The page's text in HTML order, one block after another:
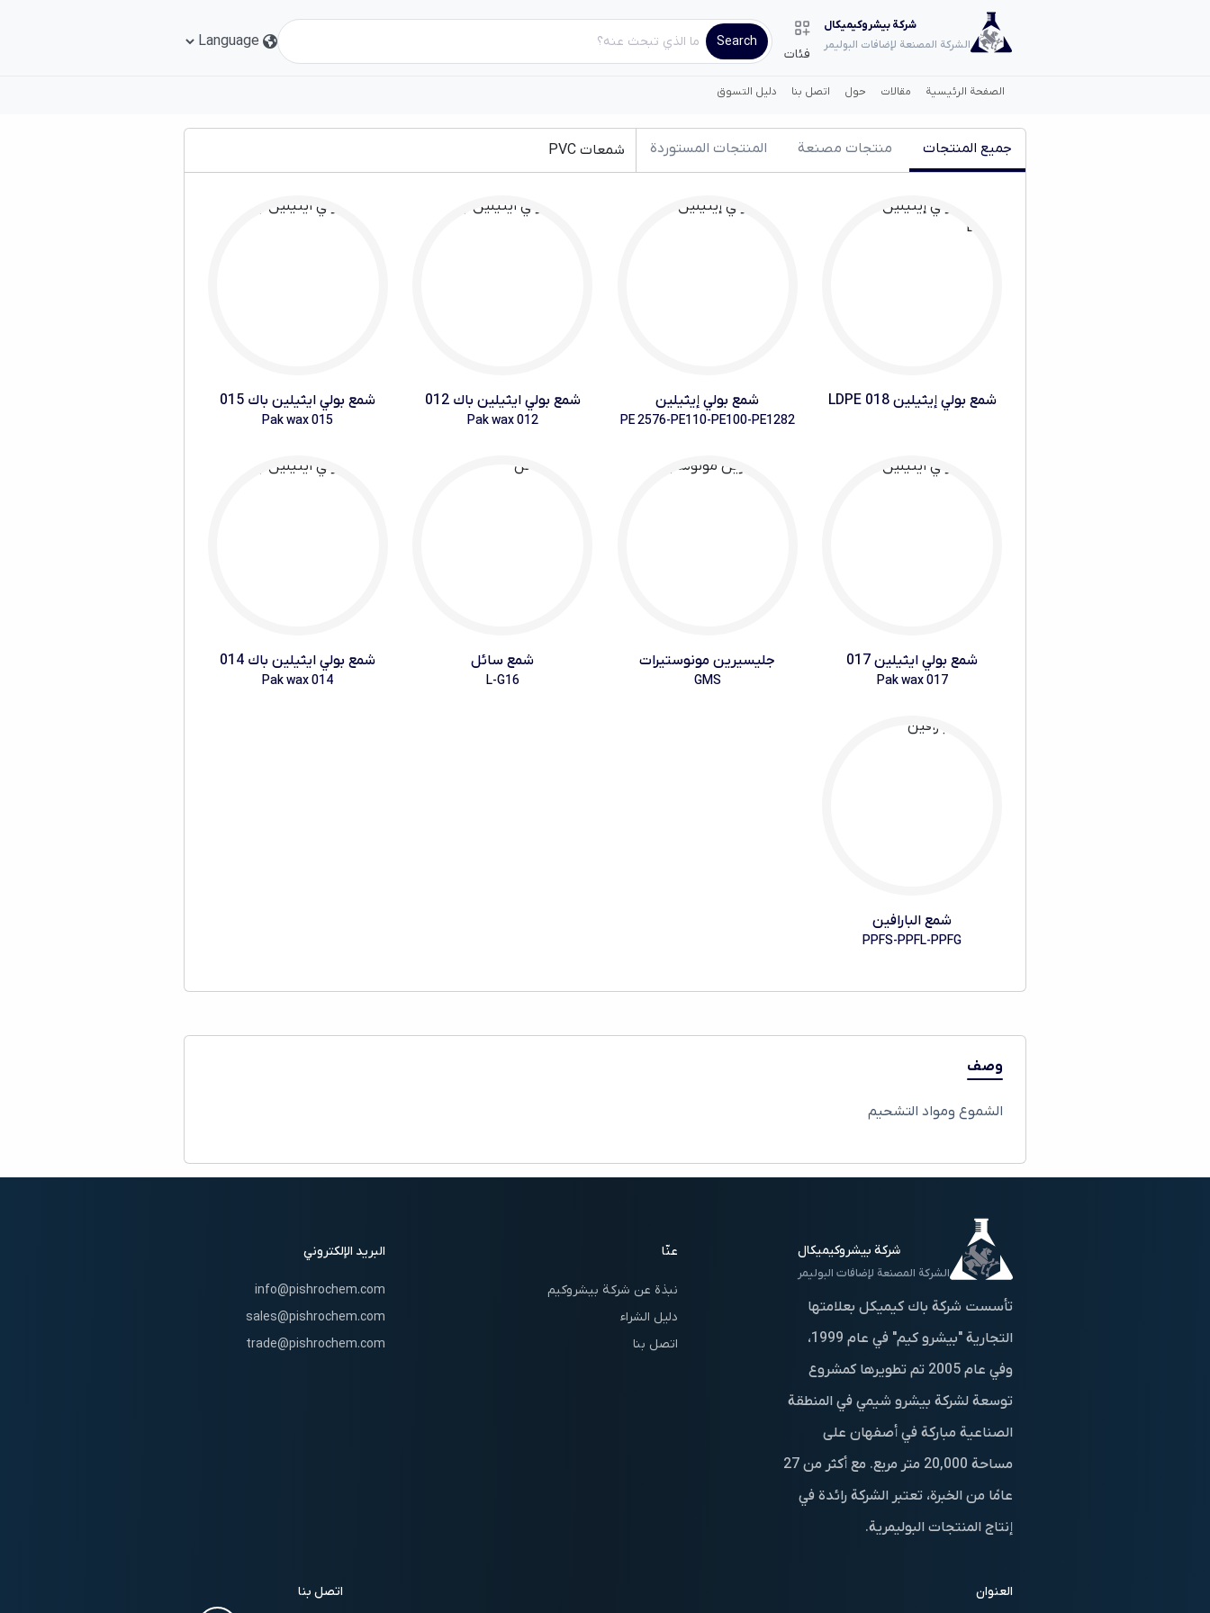
شركة بيشروكيميكال
الشركة المصنعة لإضافات البوليمر
فئات
Search
الصفحة الرئيسية مقالات حول اتصل بنا دليل التسوق
شمعات PVC جميع المنتجات منتجات مصنعة المنتجات المستوردة
شمع بولي إيثيلين 018 LDPE شمع بولي إيثيلين
PE 2576-PE110-PE100-PE1282
شمع بولي ايثيلين باك 012
Pak wax 012
شمع بولي ايثيلين باك 015
Pak wax 015
شمع بولي ايثيلين 017
Pak wax 017
جليسيرين مونوستيرات
GMS
شمع سائل
L-G16
شمع بولي ايثيلين باك 014
Pak wax 014
شمع البارافين
PPFS-PPFL-PPFG
وصف
الشموع ومواد التشحيم
شركة بيشروكيميكال
الشركة المصنعة لإضافات البوليمر
تأسست شركة باك كيميكل بعلامتها
التجارية "بيشرو كيم" في عام 1999،
وفي عام 2005 تم تطويرها كمشروع
توسعة لشركة بيشرو شيمي في المنطقة
الصناعية مباركة في أصفهان على
مساحة 20,000 متر مربع. مع أكثر من 27
عامًا من الخبرة، تعتبر الشركة رائدة في
إنتاج المنتجات البوليمرية.
عنّا
نبذة عن شركة بيشروكيم
دليل الشراء
اتصل بنا
البريد الإلكتروني
info@pishrochem.com
sales@pishrochem.com
trade@pishrochem.com
العنوان اتصل بنا